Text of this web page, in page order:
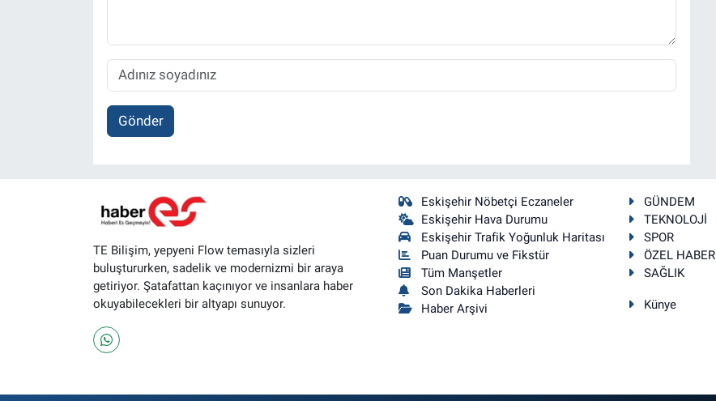
Gönder
TE Bilişim, yepyeni Flow temasıyla sizleri
buluştururken, sadelik ve modernizmi bir araya
getiriyor. Şatafattan kaçınıyor ve insanlara haber
okuyabilecekleri bir altyapı sunuyor.
Eskişehir Nöbetçi Eczaneler
Eskişehir Hava Durumu
Eskişehir Trafik Yoğunluk Haritası
Puan Durumu ve Fikstür
Tüm Manşetler
Son Dakika Haberleri
Haber Arşivi
GÜNDEM
TEKNOLOJİ
SPOR
ÖZEL HABER
SAĞLIK
Künye